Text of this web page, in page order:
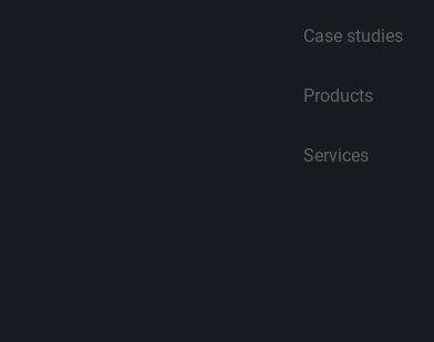
Case studies
Products
Services